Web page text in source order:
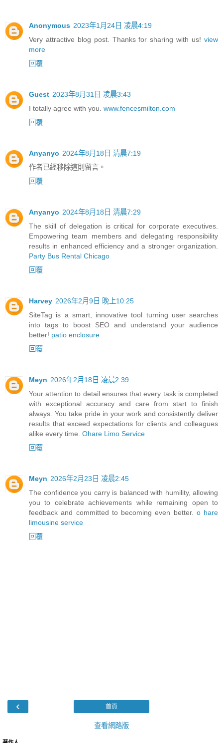
Anonymous 2023年1月24日 凌晨4:19
Very attractive blog post. Thanks for sharing with us! view
more
回覆
Guest 2023年8月31日 凌晨3:43
I totally agree with you. www.fencesmilton.com
回覆
Anyanyo 2024年8月18日 清晨7:19
作者已經移除這則留言。
回覆
Anyanyo 2024年8月18日 清晨7:29
The skill of delegation is critical for corporate executives.
Empowering team members and delegating responsibility
results in enhanced efficiency and a stronger organization.
Party Bus Rental Chicago
回覆
Harvey 2026年2月9日 晚上10:25
SiteTag is a smart, innovative tool turning user searches
into tags to boost SEO and understand your audience
better! patio enclosure
回覆
Meyn 2026年2月18日 凌晨2:39
Your attention to detail ensures that every task is completed
with exceptional accuracy and care from start to finish
always. You take pride in your work and consistently deliver
results that exceed expectations for clients and colleagues
alike every time. Ohare Limo Service
回覆
Meyn 2026年2月23日 凌晨2:45
The confidence you carry is balanced with humility, allowing
you to celebrate achievements while remaining open to
feedback and committed to becoming even better. o hare
limousine service
回覆
‹ 首頁
查看網路版